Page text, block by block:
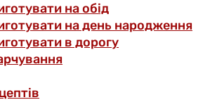
на обід
на день народження
в дорогу